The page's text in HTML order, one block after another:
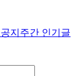
공지 주간 인기글